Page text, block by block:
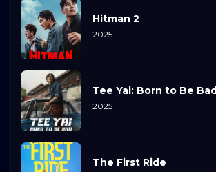
Hitman 2
2025
Tee Yai: Born to Be Bad
2025
The First Ride